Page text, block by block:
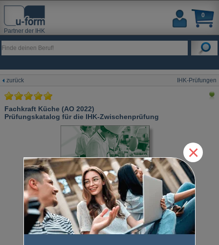
Partner der IHK
0
zurück IHK-Prüfungen
Fachkraft Küche (AO 2022)
Prüfungskatalog für die IHK-Zwischenprüfung
×